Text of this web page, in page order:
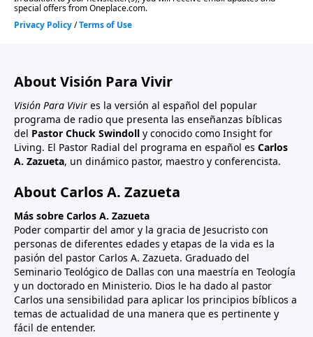
About Visión Para Vivir
Visión Para Vivir es la versión al español del popular
programa de radio que presenta las enseñanzas bíblicas
del Pastor Chuck Swindoll y conocido como Insight for
Living. El Pastor Radial del programa en español es Carlos
A. Zazueta, un dinámico pastor, maestro y conferencista.
About Carlos A. Zazueta
Más sobre Carlos A. Zazueta
Poder compartir del amor y la gracia de Jesucristo con
personas de diferentes edades y etapas de la vida es la
pasión del pastor Carlos A. Zazueta. Graduado del
Seminario Teológico de Dallas con una maestría en Teología
y un doctorado en Ministerio. Dios le ha dado al pastor
Carlos una sensibilidad para aplicar los principios bíblicos a
temas de actualidad de una manera que es pertinente y
fácil de entender.